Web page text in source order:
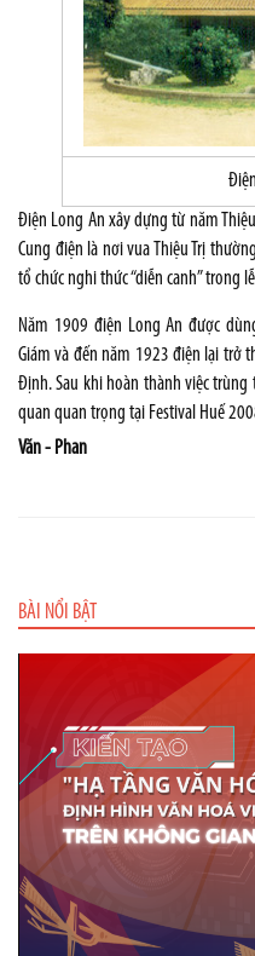
Điện Long An xây dựng từ năm
Cung điện là nơi vua Thiệu Trị
tổ chức nghi thức “diễn canh” trong
Năm 1909 điện Long An được
Giám và đến năm 1923 điện lại trở
Định. Sau khi hoàn thành việc
quan quan trọng tại Festival Huế
Văn - Phan
BÀI NỔI BẬT